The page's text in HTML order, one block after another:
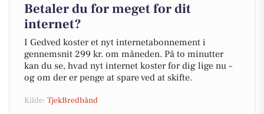
Betaler du for meget for dit
internet?
I Gedved koster et nyt internetabonnement i
gennemsnit 299 kr. om måneden. På to minutter
kan du se, hvad nyt internet koster for dig lige nu –
og om der er penge at spare ved at skifte.
Kilde: TjekBredbånd